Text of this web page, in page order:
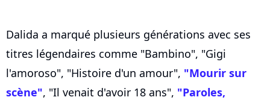
Dalida a marqué plusieurs générations avec ses
titres légendaires comme "Bambino", "Gigi
l'amoroso", "Histoire d'un amour", "Mourir sur
scène", "Il venait d'avoir 18 ans", "Paroles,